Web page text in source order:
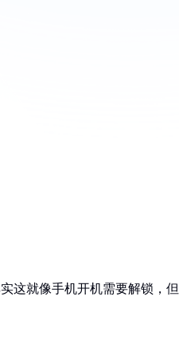
这就像手机开机需要解锁，